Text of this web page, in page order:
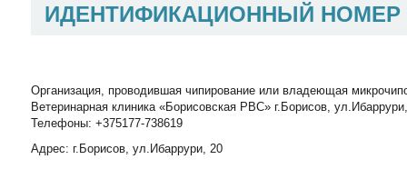
ИДЕНТИФИКАЦИОННЫЙ
Организация, проводившая чипирование или владеющая
Ветеринарная клиника «Борисовская РВС» г.Борисов,
Телефоны: +375177-738619
Адрес: г.Борисов, ул.Ибаррури, 20